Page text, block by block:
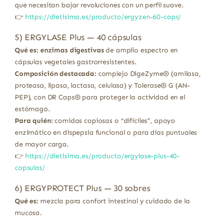
que necesitan bajar revoluciones con un perfil suave.
👉 https://dietisima.es/producto/ergyzen-60-caps/
5) ERGYLASE Plus — 40 cápsulas
Qué es: enzimas digestivasde amplio espectro en
cápsulas vegetales gastrorresistentes.
Composición destacada:complejo DigeZyme® (amilasa,
proteasa, lipasa, lactasa, celulasa) y Tolerase® G (AN-
PEP), con DR Caps® para proteger la actividad en el
estómago.
Para quién:comidas copiosas o “difíciles”, apoyo
enzimático en dispepsia funcional o para días puntuales
de mayor carga.
👉 https://dietisima.es/producto/ergylase-plus-40-
capsulas/
6) ERGYPROTECT Plus — 30 sobres
Qué es: mezcla para confort intestinal y cuidado de la
mucosa.